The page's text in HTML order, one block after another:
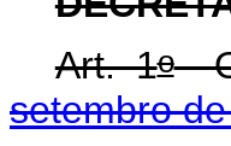
Art. 1o
setembro